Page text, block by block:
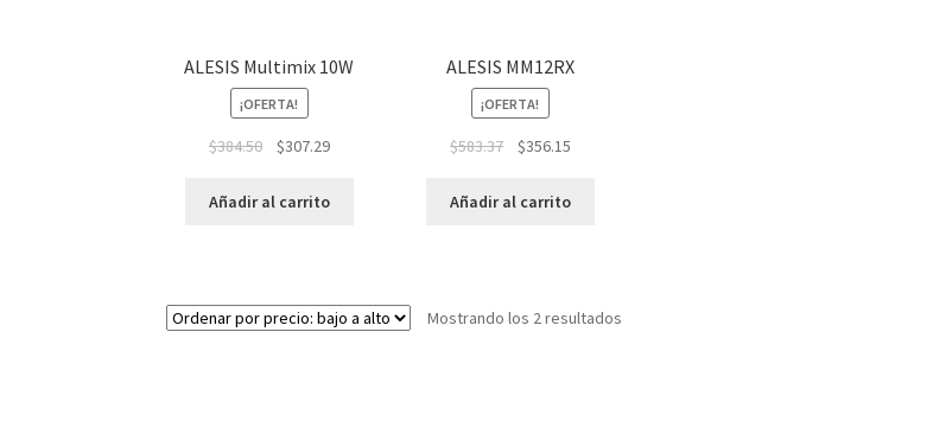
ALESIS Multimix 10W
¡OFERTA!
$384.50 $307.29
Añadir al carrito
ALESIS MM12RX
¡OFERTA!
$583.37 $356.15
Añadir al carrito
Mostrando los 2 resultados